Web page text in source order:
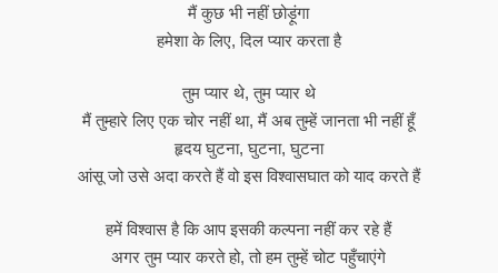
मैं कुछ भी नहीं छोड़ूंगा
हमेशा के लिए, दिल प्यार करता है
तुम प्यार थे, तुम प्यार थे
मैं तुम्हारे लिए एक चोर नहीं था, मैं अब तुम्हें जानता भी नहीं हूँ
हृदय घुटना, घुटना, घुटना
आंसू जो उसे अदा करते हैं वो इस विश्वासघात को याद करते हैं
हमें विश्वास है कि आप इसकी कल्पना नहीं कर रहे हैं
अगर तुम प्यार करते हो, तो हम तुम्हें चोट पहुँचाएंगे